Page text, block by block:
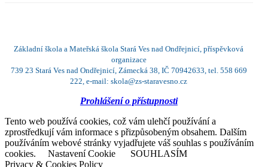
Základní škola a Mateřská škola Stará Ves nad Ondřejnicí, příspěvková
organizace
739 23 Stará Ves nad Ondřejnicí, Zámecká 38, IČ 70942633, tel. 558 669
222, e-mail: skola@zs-staravesno.cz
Prohlášení o přístupnosti
Tento web používá cookies, což vám ulehčí používání a
zprostředkují vám informace s přizpůsobeným obsahem. Dalším
používáním webové stránky vyjadřujete váš souhlas s používáním
cookies.
Nastavení Cookie
SOUHLASÍM
Privacy & Cookies Policy